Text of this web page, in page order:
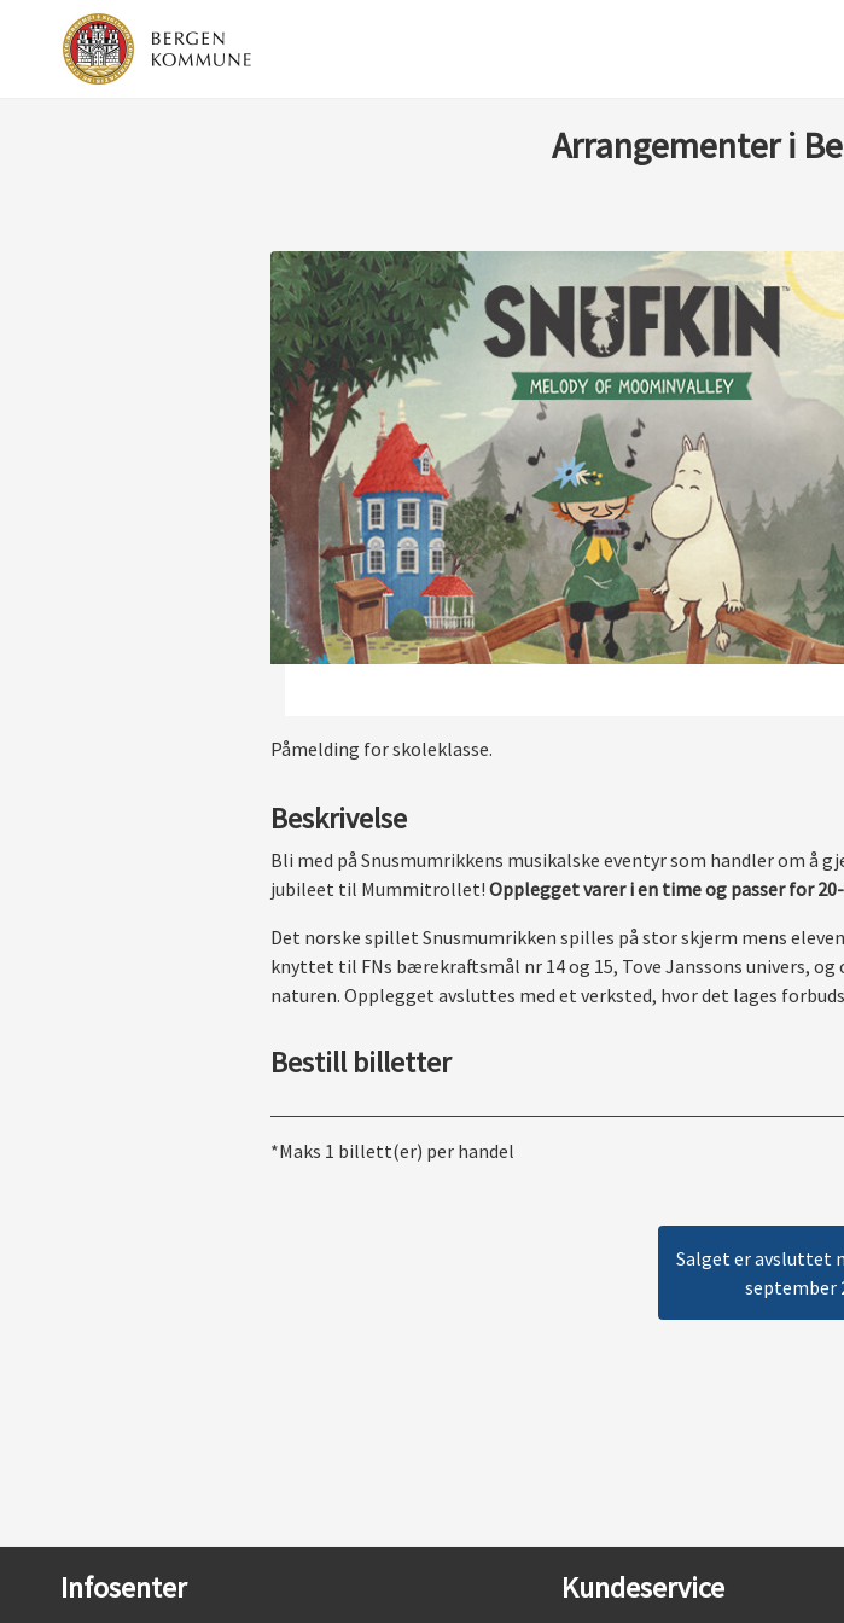
Arrangementer i
Påmelding for skoleklasse.
Beskrivelse
Bli med på Snusmumrikkens musikalske eventyr som handler om å
jubileet til Mummitrollet! Opplegget varer i en time og passer for
Det norske spillet Snusmumrikken spilles på stor skjerm mens
knyttet til FNs bærekraftsmål nr 14 og 15, Tove Janssons univers,
naturen. Opplegget avsluttes med et verksted, hvor det lages
Bestill billetter
*Maks 1 billett(er) per handel
Salget er avsluttet
september
Infosenter Kundeservice